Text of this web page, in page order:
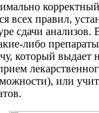
корректный
всех правил,
сдачи анализов.
либо
который выдает
или